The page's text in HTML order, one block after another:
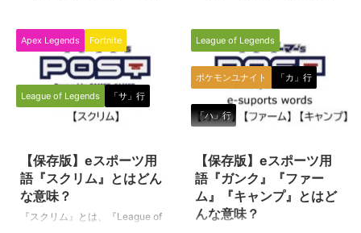
す。（下に続く） キル 対戦ゲー
ムやeスポーツ種目（ゲームタイ
トル）で敵を倒すことを、英語の
Kill（殺す、倒す）を語源とし
て、eスポーツ選手（プレイヤ
ー）やゲーマーの間で使われてい
特にFPSやTPSにおいて使われる
ことが多いようです。 様々な種
目（タイトル）やゲームで使用さ
れるワードなので、色々な使われ
方がされますが、例えば… ソロキ
語として使われています。（下に
続く） 格ゲー（格闘ゲーム） 格
闘技もしくはそれに準ずるものを
テーマとした対戦型格闘ゲームの
総称です。 原則として対戦は1対
1で行われるゲームの事を指しま
日本のゲームシーンにとって欠か
せない存在と言えるほど熱狂的な
ファンを有するゲームのメインカ
テゴリーの一つですね！ ただ、
比較的古くからのゲームプレイヤ
Apex Legends Fortnite
League of Legends 「サ」行
【保存版】eスポーツ用
語『スクリム』とはどん
な意味？
『スクリム』とは、『League of
League of Legends
ポケモンユナイト 「カ」行
「ハ」行
【保存版】eスポーツ用
語『ガンク』『ファー
ム』『キャンプ』とはど
んな意味？